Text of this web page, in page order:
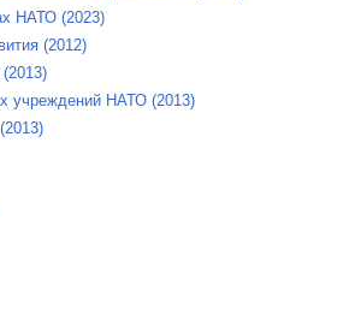
НАТО (2023)
(2012)
учреждений НАТО (2013)